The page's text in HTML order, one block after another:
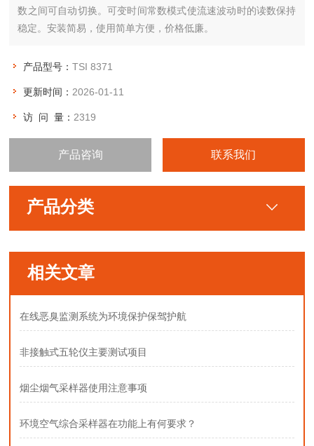
数之间可自动切换。可变时间常数模式使流速波动时的读数保持
稳定。安装简易，使用简单方便，价格低廉。
产品型号：TSI 8371
更新时间： 2026-01-11
访 问 量： 2319
产品咨询 联系我们
产品分类
相关文章
在线恶臭监测系统为环境保护保驾护航
非接触式五轮仪主要测试项目
烟尘烟气采样器使用注意事项
环境空气综合采样器在功能上有何要求？